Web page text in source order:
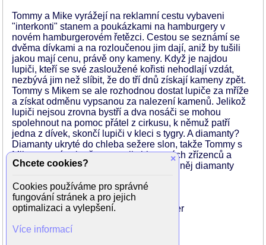
Tommy a Mike vyrážejí na reklamní cestu vybaveni
"interkonti" stanem a poukázkami na hamburgery v
novém hamburgerovém řetězci. Cestou se seznámí se
dvěma dívkami a na rozloučenou jim dají, aniž by tušili
jakou mají cenu, právě ony kameny. Když je najdou
lupiči, kteří se své zasloužené kořisti nehodlají vzdát,
nezbývá jim než slíbit, že do tří dnů získají kameny zpět.
Tommy s Mikem se ale rozhodnou dostat lupiče za mříže
a získat odměnu vypsanou za nalezení kamenů. Jelikož
lupiči nejsou zrovna bystří a dva nosáči se mohou
spolehnout na pomoc přátel z cirkusu, k němuž patří
jedna z dívek, skončí lupiči v kleci s tygry. A diamanty?
Diamanty ukryté do chleba sežere slon, takže Tommy s
Mikem musí pokračovat v roli cirkusových zřízenců a
pečlivě sledovat slonovy úlevy, dokud z něj diamanty
Režie: Dieter Pröttel
Scénář: Thomas Gottschalk, Mike Krüger
Země: Německo
×
Chcete cookies?
Cookies používáme pro správné
fungování stránek a pro jejich
optimalizaci a vylepšení.
Více informací